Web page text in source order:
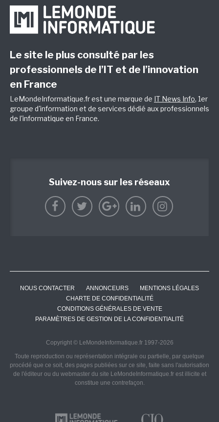
Le site le plus consulté par les
professionnels de l’IT et de l’innovation
en France
LeMondeInformatique.fr est une marque de IT News Info, 1er
groupe d'information et de services dédié aux professionnels
de l'informatique en France.
Suivez-nous sur les réseaux
NOUS CONTACTER ANNONCEURS
MENTIONS LÉGALES
CHARTE DE CONFIDENTIALITÉ
CONDITIONS GÉNÉRALES DE VENTE
PARAMÈTRES DE GESTION DE LA CONFIDENTIALITÉ
Copyright © LeMondeInformatique.fr 1997-2026
Toute reproduction ou représentation intégrale ou partielle, par quelque
procédé que ce soit, des pages publiées sur ce site, faite sans l'autorisation
de l'éditeur ou du webmaster du site LeMondeInformatique.fr est illicite et
constitue une contrefaçon.